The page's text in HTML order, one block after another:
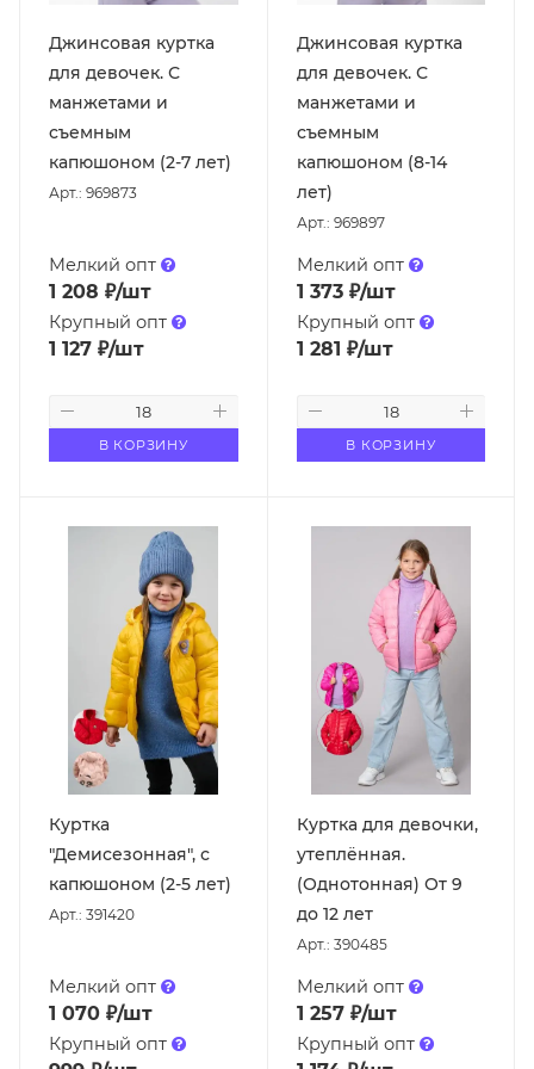
Джинсовая куртка
для девочек. С
манжетами и
съемным
капюшоном (2-7 лет)
Арт.: 969873
Мелкий опт
1 208 ₽/шт
Крупный опт
1 127 ₽/шт
В КОРЗИНУ
Джинсовая куртка
для девочек. С
манжетами и
съемным
капюшоном (8-14
лет)
Арт.: 969897
Мелкий опт
1 373₽/шт
Крупный опт
1 281 ₽/шт
В КОРЗИНУ
Куртка
"Демисезонная", с
капюшоном (2-5 лет)
Арт.: 391420
Мелкий опт
1 070 ₽/шт
Крупный опт
Куртка для девочки,
утеплённая.
(Однотонная) От 9
до 12 лет
Арт.: 390485
Мелкий опт
1 257₽/шт
Крупный опт